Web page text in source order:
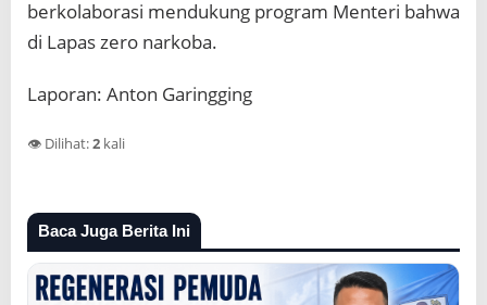
berkolaborasi mendukung program Menteri bahwa
di Lapas zero narkoba.
Laporan: Anton Garingging
👁️ Dilihat:2 kali
Baca Juga Berita Ini